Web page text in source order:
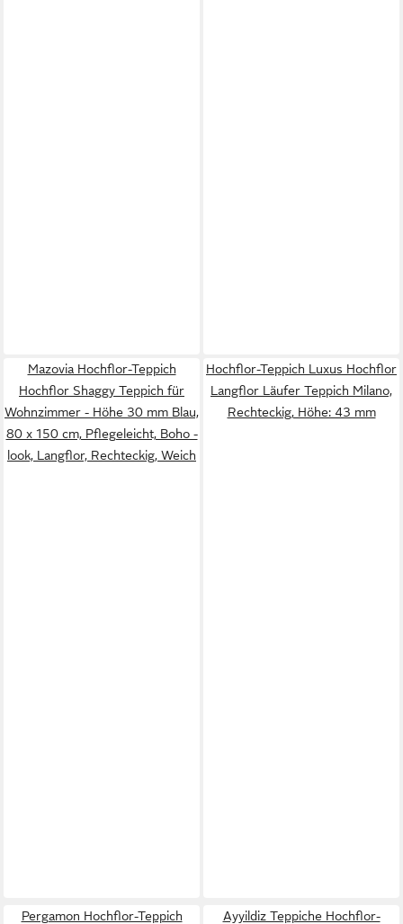
Mazovia Hochflor-Teppich
Hochflor Shaggy Teppich für
Wohnzimmer - Höhe 30 mm Blau,
80 x 150 cm, Pflegeleicht, Boho -
look, Langflor, Rechteckig, Weich
Hochflor-Teppich Luxus Hochflor
Langflor Läufer Teppich Milano,
Rechteckig, Höhe: 43 mm
Pergamon Hochflor-Teppich
Ayyildiz Teppiche Hochflor-